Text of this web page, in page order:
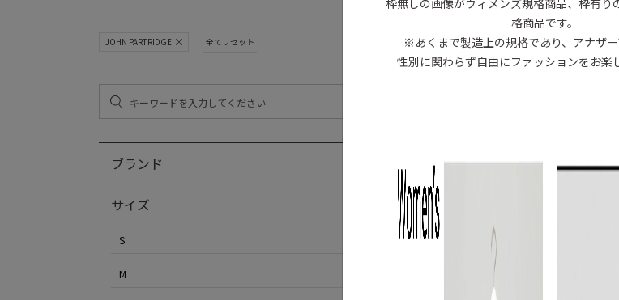
JOHN PARTRIDGE 全てリセット
ブランド
サイズ
S
M
格商品です。
※あくまで製造上の規格であり、アナザ
性別に関わらず自由にファッションをお楽